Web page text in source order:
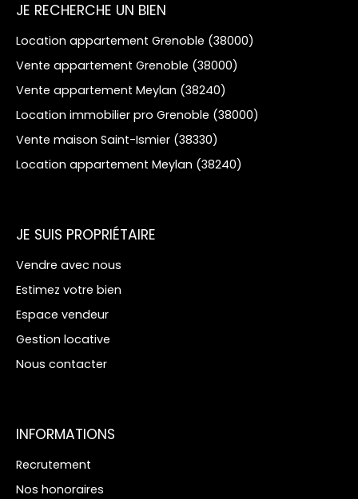
JE RECHERCHE UN BIEN
Location appartement Grenoble (38000)
Vente appartement Grenoble (38000)
Vente appartement Meylan (38240)
Location immobilier pro Grenoble (38000)
Vente maison Saint-Ismier (38330)
Location appartement Meylan (38240)
JE SUIS PROPRIÉTAIRE
Vendre avec nous
Estimez votre bien
Espace vendeur
Gestion locative
Nous contacter
INFORMATIONS
Recrutement
Nos honoraires